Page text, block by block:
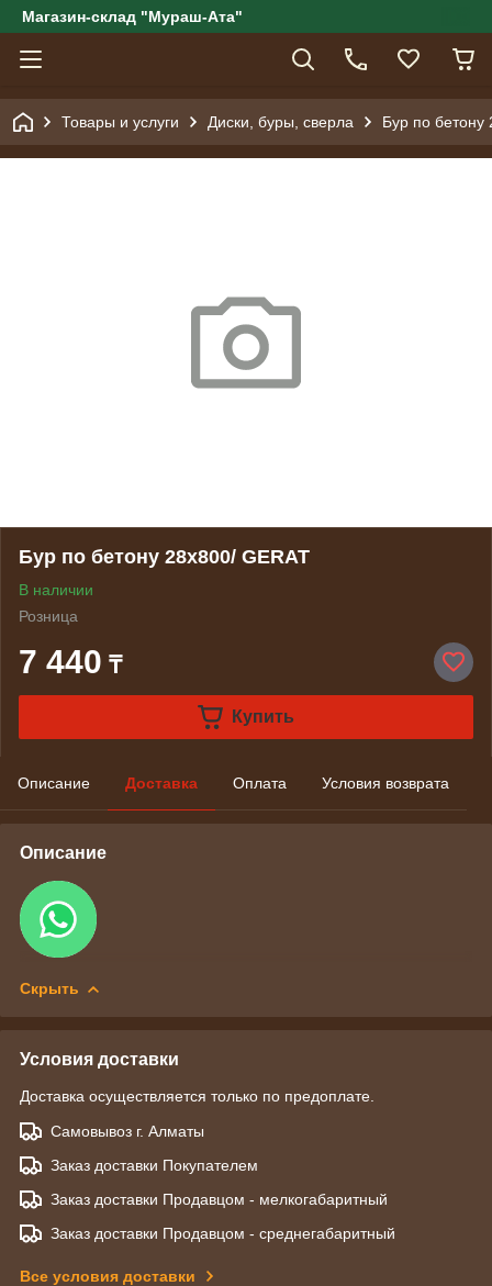
Магазин-склад "Мураш-Ата"
Товары и услуги Диски, буры, сверла Бур по бетону
Бур по бетону 28х800/ GERAT
В наличии
Розница
7 440 ₸
Купить
Описание Доставка Оплата Условия возврата
Описание
Скрыть
Условия доставки
Доставка осуществляется только по предоплате.
Самовывоз г. Алматы
Заказ доставки Покупателем
Заказ доставки Продавцом - мелкогабаритный
Заказ доставки Продавцом - среднегабаритный
Все условия доставки